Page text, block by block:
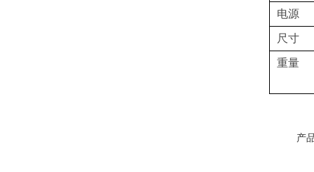
电源
尺寸
重量
产